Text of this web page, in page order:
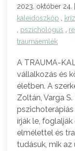
2023. október 24. |
kaleidoszkóp
pszichológus
traumaemlék
A TRAUMA-
vállalkozás és
életben. A
Zoltán, Varga
írják le,
elmélettel és
tudásuk, mik az